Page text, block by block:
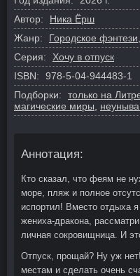
Автор:
Ника Ёрш
Жанр:
Городское фэнтези
Серия:
Хочу в отпуск
ISBN:
978-5-04-944483-1
Подборки:
только на
магические миры
Аннотация:
Кто сказал, что феям не
море, пляж и полное
испортил! Вместо отдыха
жениха-дракона,
личная сокровищница. И
Отпуск, прощай? Ну уж
местам и сделать очень